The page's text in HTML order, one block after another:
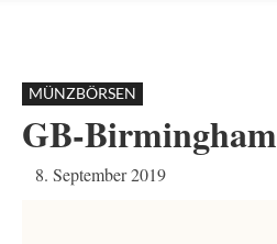
MÜNZBÖRSEN
GB-Birmingham
8. September 2019